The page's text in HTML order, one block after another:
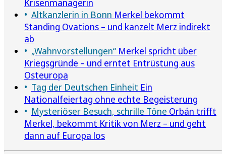
Altkanzlerin in Bonn Merkel bekommt
Standing Ovations – und kanzelt Merz indirekt
ab
„Wahnvorstellungen“ Merkel spricht über
Kriegsgründe – und erntet Entrüstung aus
Osteuropa
Tag der Deutschen Einheit Ein
Nationalfeiertag ohne echte Begeisterung
Mysteriöser Besuch, schrille Töne Orbán trifft
Merkel, bekommt Kritik von Merz – und geht
dann auf Europa los